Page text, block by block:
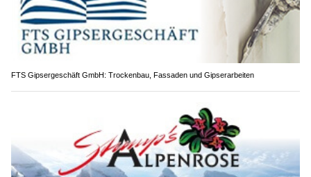
FTS Gipsergeschäft GmbH: Trockenbau, Fassaden und Gipserarbeiten